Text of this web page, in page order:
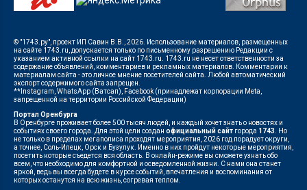
© "1743.ру", проект ИП Савин В.В., 2026. Использование материалов, размещенных
на сайте 1743.ru, допускается только по письменному разрешению Редакции с
указанием активной ссылки на сайт 1743.ru. 1743.ru не несет ответственности за
содержание объявлений, комментариев и рекламных материалов. Комментарии к
материалам сайта - это личное мнение посетителей сайта. Любой автоматический
экспорт содержимого сайта запрещен.
**Instagram, WhatsApp (Ватсап), Facebook (принадлежат корпорации Meta,
запрещенной на территории Российской Федерации)
Портал Оренбурга
В Оренбурге проживает более 500 тысяч людей, и каждый хочет знать о новостях и
событиях своего города. Для этой цели создан официальный сайт города 1743 . Но
не только в пределах мегаполиса проходят мероприятия, 2026 год порадует округи,
а точнее, Соль-Илецк, Орск и Бузулук. Именно в них пройдут некоторые мероприятия,
посетить которые съедется вся область. В онлайн-режиме вы сможете узнать обо
всем, что необходимо для комфортной и осведомленной жизни. С нами она станет
яркой, ведь вы всегда будете в курсе событий, впечатления и воспоминания от
которых останутся на всю жизнь, согревая теплом.